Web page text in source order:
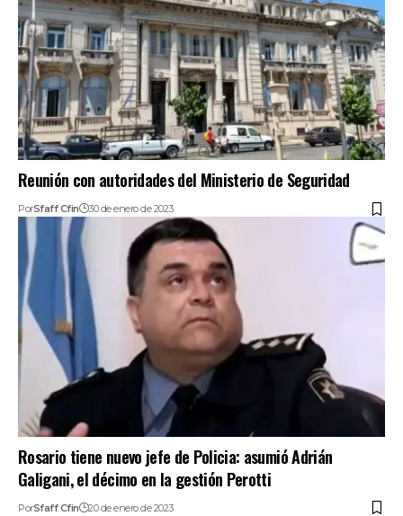
Reunión con autoridades del Ministerio de Seguridad
PorSfaff Cfin 30 de enero de 2023
Rosario tiene nuevo jefe de Policia: asumió Adrián
Galigani, el décimo en la gestión Perotti
PorSfaff Cfin 20 de enero de 2023